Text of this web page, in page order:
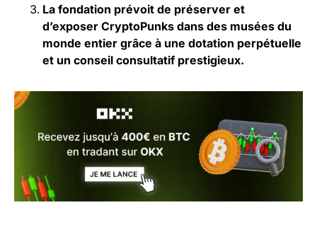
La fondation prévoit de préserver et
d’exposer CryptoPunks dans des musées du
monde entier grâce à une dotation perpétuelle
et un conseil consultatif prestigieux.